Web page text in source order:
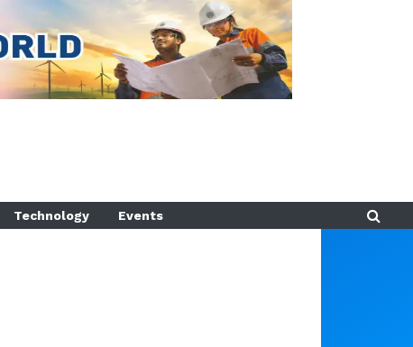
Technology Events